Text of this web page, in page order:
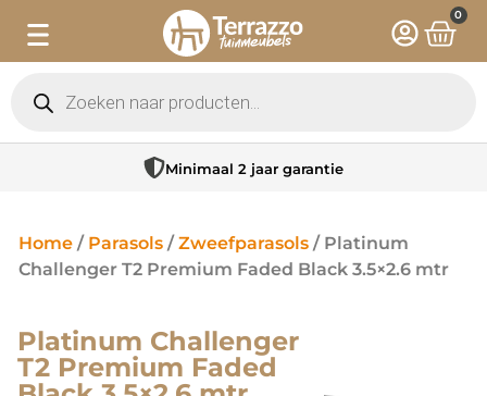
0
Minimaal 2 jaar garantie
Home / Parasols / Zweefparasols / Platinum
Challenger T2 Premium Faded Black 3.5×2.6 mtr
Platinum Challenger
T2 Premium Faded